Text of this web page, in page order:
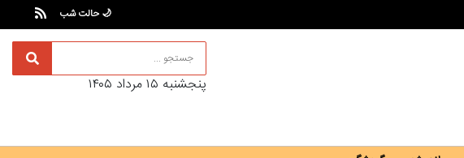
🌙 حالت شب
پنجشنبه ۱۵ مرداد ۱۴۰۵